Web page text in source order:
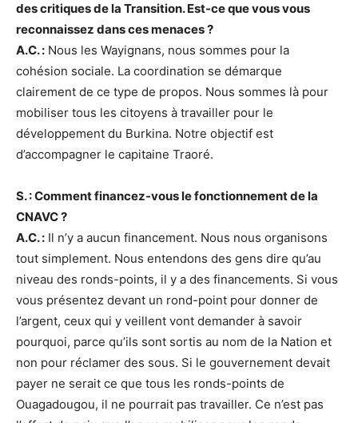
des critiques de la Transition. Est-ce que vous vous
reconnaissez dans ces menaces ?
A.C. : Nous les Wayignans, nous sommes pour la
cohésion sociale. La coordination se démarque
clairement de ce type de propos. Nous sommes là pour
mobiliser tous les citoyens à travailler pour le
développement du Burkina. Notre objectif est
d’accompagner le capitaine Traoré.
S. : Comment financez-vous le fonctionnement de la
CNAVC ?
A.C. : Il n’y a aucun financement. Nous nous organisons
tout simplement. Nous entendons des gens dire qu’au
niveau des ronds-points, il y a des financements. Si vous
vous présentez devant un rond-point pour donner de
l’argent, ceux qui y veillent vont demander à savoir
pourquoi, parce qu’ils sont sortis au nom de la Nation et
non pour réclamer des sous. Si le gouvernement devait
payer ne serait ce que tous les ronds-points de
Ouagadougou, il ne pourrait pas travailler. Ce n’est pas